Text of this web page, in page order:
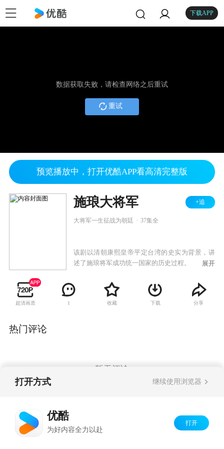
下载APP
数据获取失败，请检查网络之后重试
重试
预览播放中，打开优酷APP看高清完整版
施琅大将军 +追
大将军一生征战为朝廷 37集全
该剧以清朝康熙皇帝平定台湾的史实为背景，讲
述了施琅将军成功统一国家的历史过程。
展开
超清画质 1 收藏 下载 分享
热门评论
暂无评论
打开方式 继续使用浏览器
优酷
为好内容全力以赴
打开